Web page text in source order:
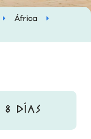
África
8 DÍAS